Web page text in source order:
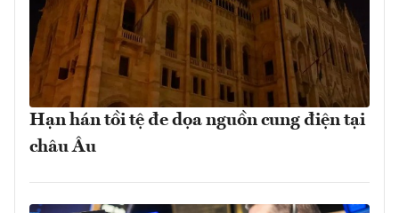
Hạn hán tồi tệ đe dọa nguồn cung điện tại
châu Âu